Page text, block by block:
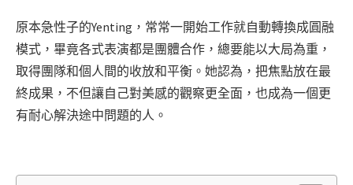
原本急性子的Yenting，常常一開始工作就自動轉換成圓融
模式，畢竟各式表演都是團體合作，總要能以大局為重，
取得團隊和個人間的收放和平衡。她認為，把焦點放在最
終成果，不但讓自己對美感的觀察更全面，也成為一個更
有耐心解決途中問題的人。